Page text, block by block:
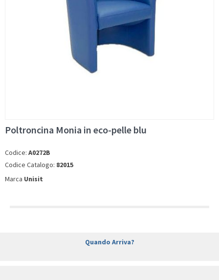
Poltroncina Monia in eco-pelle blu
Codice: A0272B
Codice Catalogo: 82015
Marca Unisit
Quando Arriva?